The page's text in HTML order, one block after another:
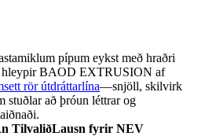
pípum eykst með hraðri
hleypir BAOD EXTRUSION af
rör útdráttarlína—snjöll, skilvirk
stuðlar að þróun léttrar og
n TilvaliðLausn fyrir NEV